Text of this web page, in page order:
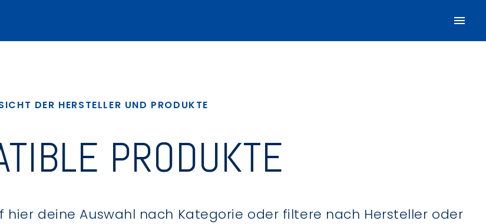
DER HERSTELLER UND PRODUKTE
PRODUKTE
hier deine Auswahl nach Kategorie oder filtere nach Hersteller oder